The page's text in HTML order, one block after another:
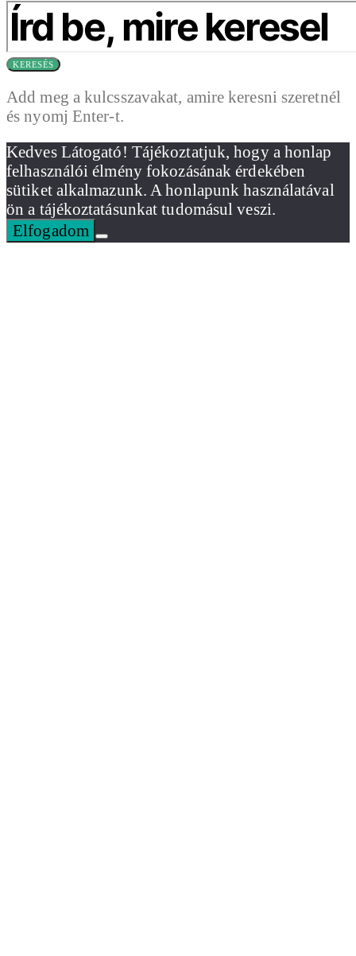
KERESÉS
Add meg a kulcsszavakat, amire keresni szeretnél
és nyomj Enter-t.
Kedves Látogató! Tájékoztatjuk, hogy a honlap
felhasználói élmény fokozásának érdekében
sütiket alkalmazunk. A honlapunk használatával
ön a tájékoztatásunkat tudomásul veszi.
Elfogadom